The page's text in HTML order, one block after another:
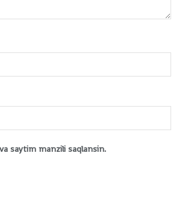
saytim manzili saqlansin.